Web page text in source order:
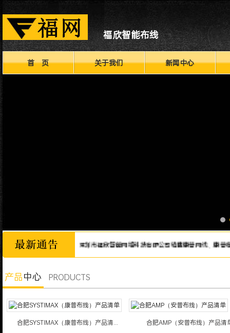
福欣智能布线
首 页 关于我们 新闻中心
在变，诚信永远不变。深圳市福欣智能网络科技有限公司销售康普网线、康普模
产品中心 PRODUCTS
合肥SYSTIMAX（康普布线）产品清... 合肥AMP（安普布线）产品清